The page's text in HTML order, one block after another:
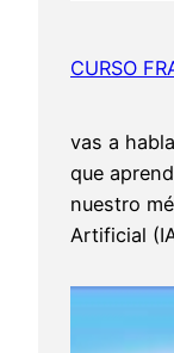
CURSO
vas a
que
nuestro
Artificial